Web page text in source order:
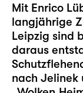
Mit Enrico
langjährige
Leipzig sind
daraus
nach Jelinek